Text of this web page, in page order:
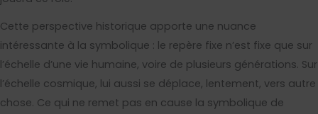
Cette perspective historique apporte une nuance
intéressante à la symbolique : le repère fixe n’est fixe que sur
l’échelle d’une vie humaine, voire de plusieurs générations. Sur
l’échelle cosmique, lui aussi se déplace, lentement, vers autre
chose. Ce qui ne remet pas en cause la symbolique de